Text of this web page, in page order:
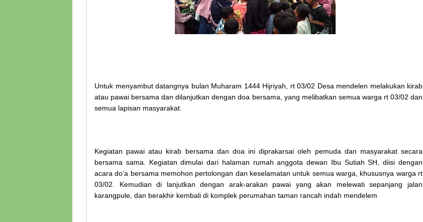
Untuk menyambut datangnya bulan Muharam 1444 Hijriyah, rt 03/02 Desa mendelen melakukan kirab
atau pawai bersama dan dilanjutkan dengan doa bersama, yang melibatkan semua warga rt 03/02 dan
semua lapisan masyarakat.
Kegiatan pawai atau kirab bersama dan doa ini diprakarsai oleh pemuda dan masyarakat secara
bersama sama. Kegiatan dimulai dari halaman rumah anggota dewan Ibu Sutiah SH, diisi dengan
acara do’a bersama memohon pertolongan dan keselamatan untuk semua warga, khususnya warga rt
03/02. Kemudian di lanjutkan dengan arak-arakan pawai yang akan melewati sepanjang jalan
karangpule, dan berakhir kembali di komplek perumahan taman rancah indah mendelem